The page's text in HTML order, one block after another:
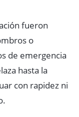
fueron
o
de emergencia
hasta la
con rapidez ni